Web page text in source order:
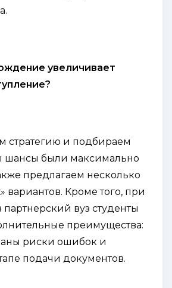
увеличивает
и подбираем
шансы были максимально
предлагаем несколько
вариантов. Кроме того, при
вуз студенты
преимущества:
риски ошибок и
подачи документов.